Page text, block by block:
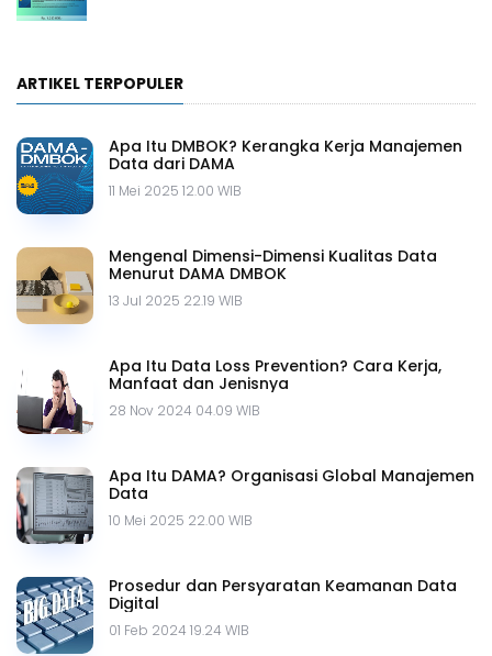
ARTIKEL TERPOPULER
Apa Itu DMBOK? Kerangka Kerja Manajemen
Data dari DAMA
11 Mei 2025 12.00 WIB
Mengenal Dimensi-Dimensi Kualitas Data
Menurut DAMA DMBOK
13 Jul 2025 22.19 WIB
Apa Itu Data Loss Prevention? Cara Kerja,
Manfaat dan Jenisnya
28 Nov 2024 04.09 WIB
Apa Itu DAMA? Organisasi Global Manajemen
Data
10 Mei 2025 22.00 WIB
Prosedur dan Persyaratan Keamanan Data
Digital
01 Feb 2024 19.24 WIB